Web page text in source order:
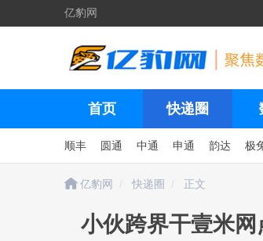
亿豹网
首页 快递圈
顺丰 圆通 中通 申通 韵达 极
亿豹网 快递圈 正文
小伙跨界干壹米